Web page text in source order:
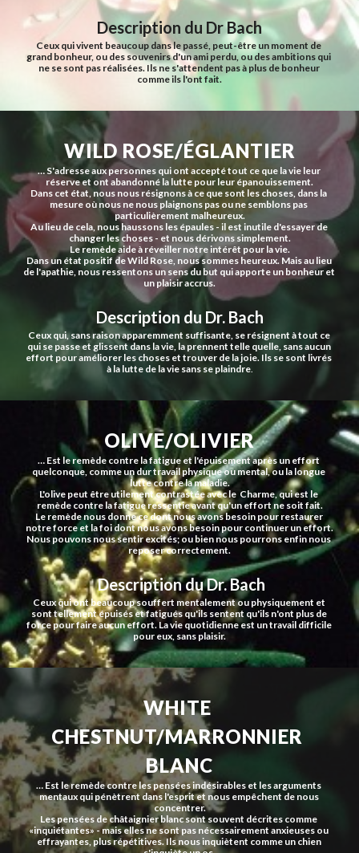
Description du Dr Bach
Ceux qui vivent beaucoup dans le passé, peut-être un moment de
grand bonheur, ou des souvenirs d'un ami perdu, ou des ambitions qui
ne se sont pas réalisées. Ils ne s'attendent pas à plus de bonheur
comme ils l'ont fait.
WILD ROSE/ÉGLANTIER
… S'adresse aux personnes qui ont accepté tout ce que la vie leur
réserve et ont abandonné la lutte pour leur épanouissement.
Dans cet état, nous nous résignons à ce que sont les choses, dans la
mesure où nous ne nous plaignons pas ou ne semblons pas
particulièrement malheureux.
Au lieu de cela, nous haussons les épaules - il est inutile d'essayer de
changer les choses - et nous dérivons simplement.
Le remède aide à réveiller notre intérêt pour la vie.
Dans un état positif de Wild Rose, nous sommes heureux. Mais au lieu
de l'apathie, nous ressentons un sens du but qui apporte un bonheur et
un plaisir accrus.
Description du Dr. Bach
Ceux qui, sans raison apparemment suffisante, se résignent à tout ce
qui se passe et glissent dans la vie, la prennent telle quelle, sans aucun
effort pour améliorer les choses et trouver de la joie. Ils se sont livrés
à la lutte de la vie sans se plaindre.
OLIVE/OLIVIER
… Est le remède contre la fatigue et l'épuisement après un effort
quelconque, comme un dur travail physique ou mental, ou la longue
lutte contre la maladie.
L'olive peut être utilement contrastée avec le  Charme, qui est le
remède contre la fatigue ressentie avant qu'un effort ne soit fait.
Le remède nous donne ce dont nous avons besoin pour restaurer
notre force et la foi dont nous avons besoin pour continuer un effort.
Nous pouvons nous sentir excités; ou bien nous pourrons enfin nous
reposer correctement.
Description du Dr. Bach
Ceux qui ont beaucoup souffert mentalement ou physiquement et
sont tellement épuisés et fatigués qu'ils sentent qu'ils n'ont plus de
force pour faire aucun effort. La vie quotidienne est un travail difficile
pour eux, sans plaisir.
WHITE
CHESTNUT/MARRONNIER
BLANC
… Est le remède contre les pensées indésirables et les arguments
mentaux qui pénètrent dans l'esprit et nous empêchent de nous
concentrer.
Les pensées de châtaignier blanc sont souvent décrites comme
«inquiétantes» - mais elles ne sont pas nécessairement anxieuses ou
effrayantes, plus répétitives. Ils nous inquiètent comme un chien